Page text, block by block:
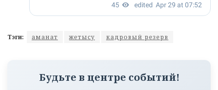
Тэги: аманат жетысу кадровый резерв
Будьте в центре событий!